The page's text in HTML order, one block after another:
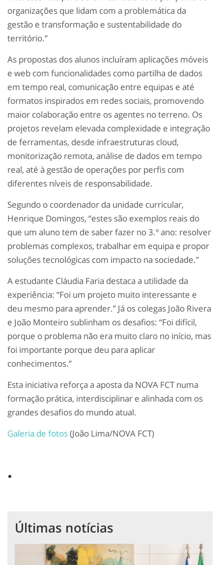
organizações que lidam com a problemática da
gestão e transformação e sustentabilidade do
território.”
As propostas dos alunos incluíram aplicações móveis
e web com funcionalidades como partilha de dados
em tempo real, comunicação entre equipas e até
formatos inspirados em redes sociais, promovendo
maior colaboração entre os agentes no terreno. Os
projetos revelam elevada complexidade e integração
de ferramentas, desde infraestruturas cloud,
monitorização remota, análise de dados em tempo
real, até à gestão de operações por perfis com
diferentes níveis de responsabilidade.
Segundo o coordenador da unidade curricular,
Henrique Domingos, “estes são exemplos reais do
que um aluno tem de saber fazer no 3.º ano: resolver
problemas complexos, trabalhar em equipa e propor
soluções tecnológicas com impacto na sociedade.”
A estudante Cláudia Faria destaca a utilidade da
experiência: “Foi um projeto muito interessante e
deu mesmo para aprender.” Já os colegas João Rivera
e João Monteiro sublinham os desafios: “Foi difícil,
porque o problema não era muito claro no início, mas
foi importante porque deu para aplicar
conhecimentos.”
Esta iniciativa reforça a aposta da NOVA FCT numa
formação prática, interdisciplinar e alinhada com os
grandes desafios do mundo atual.
Galeria de fotos(João Lima/NOVA FCT)
Últimas notícias